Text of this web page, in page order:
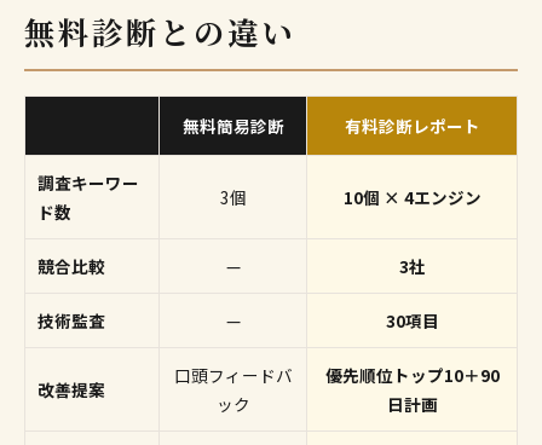
無料診断との違い
無料簡易診断 有料診断レポート
調査キーワー
ド数
3個 10個 × 4エンジン
競合比較 — 3社
技術監査 — 30項目
改善提案
口頭フィードバ
ック
優先順位トップ10＋90
日計画